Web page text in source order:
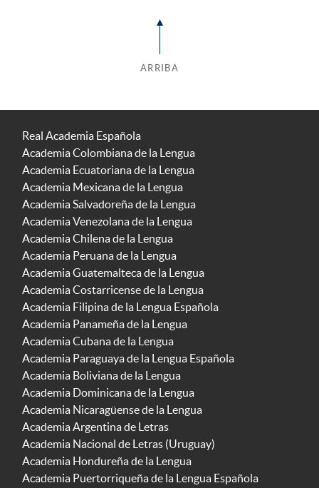
ARRIBA
Real Academia Española
Academia Colombiana de la Lengua
Academia Ecuatoriana de la Lengua
Academia Mexicana de la Lengua
Academia Salvadoreña de la Lengua
Academia Venezolana de la Lengua
Academia Chilena de la Lengua
Academia Peruana de la Lengua
Academia Guatemalteca de la Lengua
Academia Costarricense de la Lengua
Academia Filipina de la Lengua Española
Academia Panameña de la Lengua
Academia Cubana de la Lengua
Academia Paraguaya de la Lengua Española
Academia Boliviana de la Lengua
Academia Dominicana de la Lengua
Academia Nicaragüense de la Lengua
Academia Argentina de Letras
Academia Nacional de Letras (Uruguay)
Academia Hondureña de la Lengua
Academia Puertorriqueña de la Lengua Española